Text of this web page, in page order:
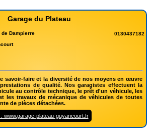
Garage du Plateau
de Dampierre
0130437182
savoir-faire et la diversité de nos moyens en œuvre
de qualité. Nos garagistes effectuent la
au contrôle technique, le prêt d'un véhicule, les
les travaux de mécanique de véhicules de toutes
de pièces détachées.
: www.garage-plateau-guyancourt.fr